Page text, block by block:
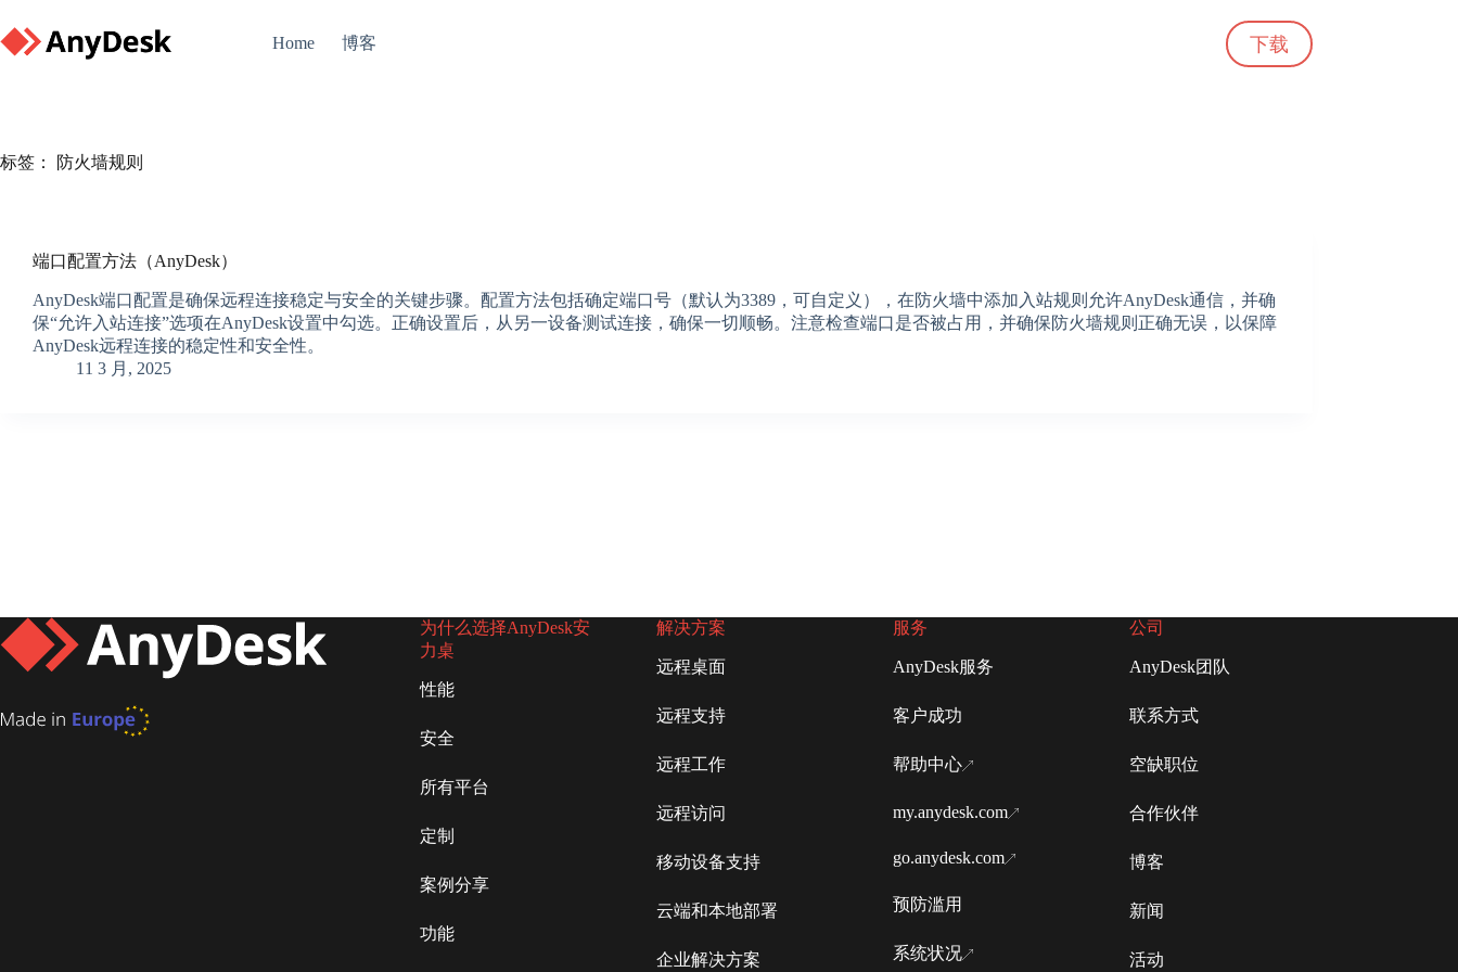
to
content
Home 博客 下载
标签： 防火墙规则
端口配置方法（AnyDesk）
AnyDesk端口配置是确保远程连接稳定与安全的关键步骤。配置方法包括确定端口号（默认为3389，可自定义），在防火墙中添加入站规则允许AnyDesk通信，并确
保“允许入站连接”选项在AnyDesk设置中勾选。正确设置后，从另一设备测试连接，确保一切顺畅。注意检查端口是否被占用，并确保防火墙规则正确无误，以保障
AnyDesk远程连接的稳定性和安全性。
11 3 月, 2025
为什么选择AnyDesk安
力桌
性能
安全
所有平台
定制
案例分享
功能
解决方案
远程桌面
远程支持
远程工作
远程访问
移动设备支持
云端和本地部署
企业解决方案
服务
AnyDesk服务
客户成功
帮助中心
my.anydesk.com
go.anydesk.com
预防滥用
系统状况
公司
AnyDesk团队
联系方式
空缺职位
合作伙伴
博客
新闻
活动